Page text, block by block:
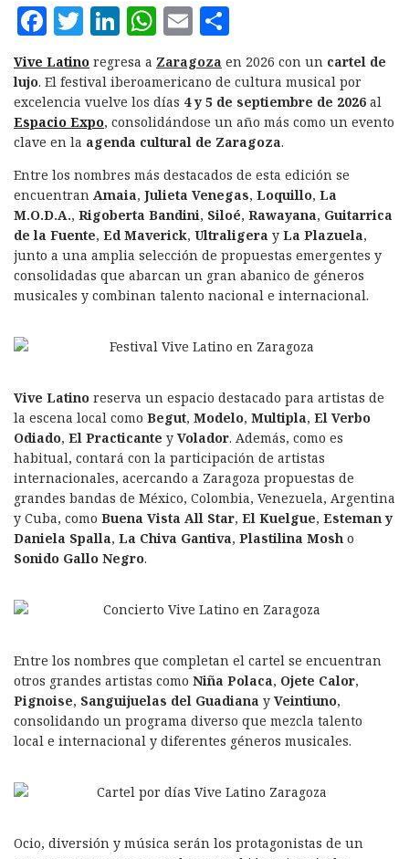
F
a
c
e
b
o
o
k
T
w
it
te
r
L
i
n
k
e
d
I
n
W
h
at
s
A
p
p
E
m
ai
l
o
m
p
a
rt
ir
Vive Latino regresa a Zaragoza en 2026 con un cartel de
lujo. El festival iberoamericano de cultura musical por
excelencia vuelve los días 4 y 5 de septiembre de 2026 al
Espacio Expo, consolidándose un año más como un evento
clave en la agenda cultural de Zaragoza.
Entre los nombres más destacados de esta edición se
encuentran Amaia, Julieta Venegas, Loquillo, La
M.O.D.A., Rigoberta Bandini, Siloé, Rawayana, Guitarrica
de la Fuente, Ed Maverick, Ultraligera y La Plazuela,
junto a una amplia selección de propuestas emergentes y
consolidadas que abarcan un gran abanico de géneros
musicales y combinan talento nacional e internacional.
Vive Latino reserva un espacio destacado para artistas de
la escena local como Begut, Modelo, Multipla, El Verbo
Odiado, El Practicante y Volador. Además, como es
habitual, contará con la participación de artistas
internacionales, acercando a Zaragoza propuestas de
grandes bandas de México, Colombia, Venezuela, Argentina
y Cuba, como Buena Vista All Star, El Kuelgue, Esteman y
Daniela Spalla, La Chiva Gantiva, Plastilina Mosh o
Sonido Gallo Negro.
Entre los nombres que completan el cartel se encuentran
otros grandes artistas como Niña Polaca, Ojete Calor,
Pignoise, Sanguijuelas del Guadiana y Veintiuno,
consolidando un programa diverso que mezcla talento
local e internacional y diferentes géneros musicales.
Ocio, diversión y música serán los protagonistas de un